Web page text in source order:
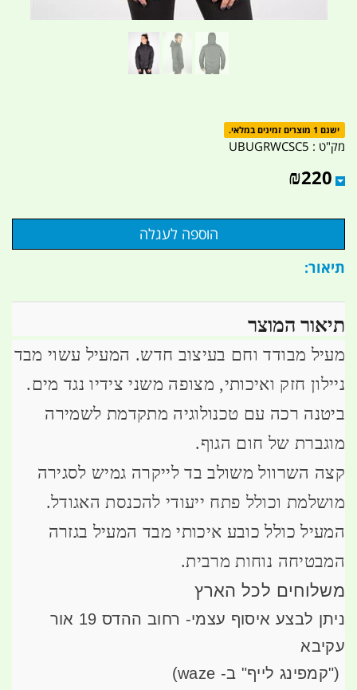
ישנם 1 מוצרים זמינים במלאי.
מק"ט : UBUGRWCSC5
₪220
תיאור:
תיאור המוצר
מעיל מבודד וחם בעיצוב חדש. המעיל עשוי מבד
ניילון חזק ואיכותי, מצופה משני צידיו נגד מים.
ביטנה רכה עם טכנולוגיה מתקדמת לשמירה
מוגברת של חום הגוף.
קצה השרוול משולב בד לייקרה גמיש לסגירה
מושלמת וכולל פתח ייעודי להכנסת האגודל.
המעיל כולל כובע איכותי מבד המעיל בגזרה
המבטיחה נוחות מרבית.
משלוחים לכל הארץ
ניתן לבצע איסוף עצמי- רחוב ההדס 19 אור
עקיבא
")קמפינג לייף" ב- waze)